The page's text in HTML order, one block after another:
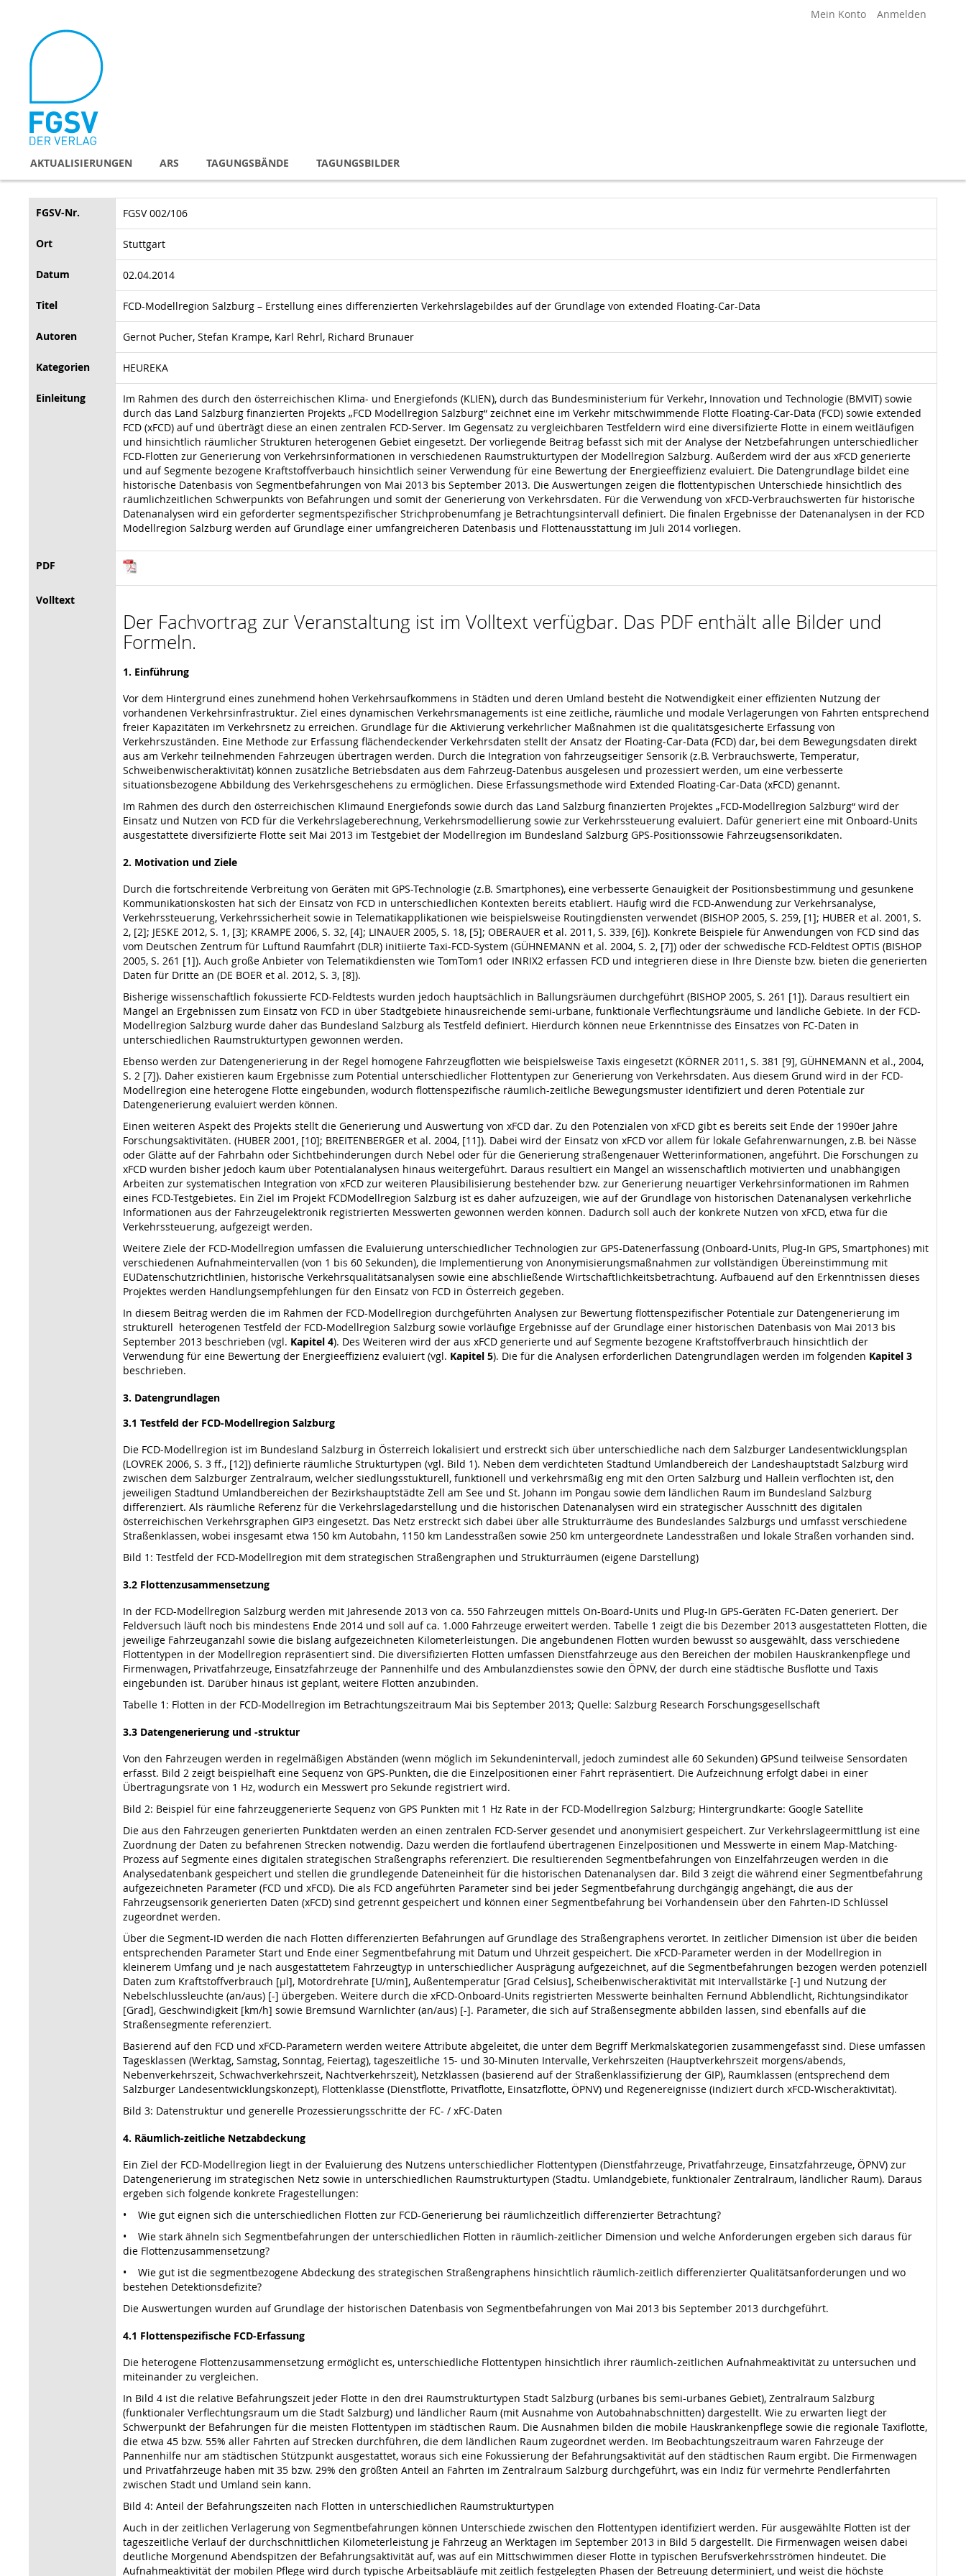
Mein Konto Anmelden
Inhalt
AKTUALISIERUNGEN ARS TAGUNGSBÄNDE TAGUNGSBILDER
FGSV-Nr. FGSV 002/106
Ort Stuttgart
Datum 02.04.2014
Titel FCD-Modellregion Salzburg – Erstellung eines differenzierten Verkehrslagebildes auf der Grundlage von extended Floating-Car-Data
Autoren Gernot Pucher, Stefan Krampe, Karl Rehrl, Richard Brunauer
Kategorien HEUREKA
Einleitung
Im Rahmen des durch den österreichischen Klima- und Energiefonds (KLIEN), durch das Bundesministerium für Verkehr, Innovation und Technologie (BMVIT) sowie
durch das Land Salzburg finanzierten Projekts „FCD Modellregion Salzburg“ zeichnet eine im Verkehr mitschwimmende Flotte Floating-Car-Data (FCD) sowie extended
FCD (xFCD) auf und überträgt diese an einen zentralen FCD-Server. Im Gegensatz zu vergleichbaren Testfeldern wird eine diversifizierte Flotte in einem weitläufigen
und hinsichtlich räumlicher Strukturen heterogenen Gebiet eingesetzt. Der vorliegende Beitrag befasst sich mit der Analyse der Netzbefahrungen unterschiedlicher
FCD-Flotten zur Generierung von Verkehrsinformationen in verschiedenen Raumstrukturtypen der Modellregion Salzburg. Außerdem wird der aus xFCD generierte
und auf Segmente bezogene Kraftstoffverbauch hinsichtlich seiner Verwendung für eine Bewertung der Energieeffizienz evaluiert. Die Datengrundlage bildet eine
historische Datenbasis von Segmentbefahrungen von Mai 2013 bis September 2013. Die Auswertungen zeigen die flottentypischen Unterschiede hinsichtlich des
räumlichzeitlichen Schwerpunkts von Befahrungen und somit der Generierung von Verkehrsdaten. Für die Verwendung von xFCD-Verbrauchswerten für historische
Datenanalysen wird ein geforderter segmentspezifischer Strichprobenumfang je Betrachtungsintervall definiert. Die finalen Ergebnisse der Datenanalysen in der FCD
Modellregion Salzburg werden auf Grundlage einer umfangreicheren Datenbasis und Flottenausstattung im Juli 2014 vorliegen.
PDF
Volltext
Der Fachvortrag zur Veranstaltung ist im Volltext verfügbar. Das PDF enthält alle Bilder und
Formeln.
1. Einführung
Vor dem Hintergrund eines zunehmend hohen Verkehrsaufkommens in Städten und deren Umland besteht die Notwendigkeit einer effizienten Nutzung der
vorhandenen Verkehrsinfrastruktur. Ziel eines dynamischen Verkehrsmanagements ist eine zeitliche, räumliche und modale Verlagerungen von Fahrten entsprechend
freier Kapazitäten im Verkehrsnetz zu erreichen. Grundlage für die Aktivierung verkehrlicher Maßnahmen ist die qualitätsgesicherte Erfassung von
Verkehrszuständen. Eine Methode zur Erfassung flächendeckender Verkehrsdaten stellt der Ansatz der Floating-Car-Data (FCD) dar, bei dem Bewegungsdaten direkt
aus am Verkehr teilnehmenden Fahrzeugen übertragen werden. Durch die Integration von fahrzeugseitiger Sensorik (z.B. Verbrauchswerte, Temperatur,
Schweibenwischeraktivität) können zusätzliche Betriebsdaten aus dem Fahrzeug-Datenbus ausgelesen und prozessiert werden, um eine verbesserte
situationsbezogene Abbildung des Verkehrsgeschehens zu ermöglichen. Diese Erfassungsmethode wird Extended Floating-Car-Data (xFCD) genannt.
Im Rahmen des durch den österreichischen Klimaund Energiefonds sowie durch das Land Salzburg finanzierten Projektes „FCD-Modellregion Salzburg“ wird der
Einsatz und Nutzen von FCD für die Verkehrslageberechnung, Verkehrsmodellierung sowie zur Verkehrssteuerung evaluiert. Dafür generiert eine mit Onboard-Units
ausgestattete diversifizierte Flotte seit Mai 2013 im Testgebiet der Modellregion im Bundesland Salzburg GPS-Positionssowie Fahrzeugsensorikdaten.
2. Motivation und Ziele
Durch die fortschreitende Verbreitung von Geräten mit GPS-Technologie (z.B. Smartphones), eine verbesserte Genauigkeit der Positionsbestimmung und gesunkene
Kommunikationskosten hat sich der Einsatz von FCD in unterschiedlichen Kontexten bereits etabliert. Häufig wird die FCD-Anwendung zur Verkehrsanalyse,
Verkehrssteuerung, Verkehrssicherheit sowie in Telematikapplikationen wie beispielsweise Routingdiensten verwendet (BISHOP 2005, S. 259, [1]; HUBER et al. 2001, S.
2, [2]; JESKE 2012, S. 1, [3]; KRAMPE 2006, S. 32, [4]; LINAUER 2005, S. 18, [5]; OBERAUER et al. 2011, S. 339, [6]). Konkrete Beispiele für Anwendungen von FCD sind das
vom Deutschen Zentrum für Luftund Raumfahrt (DLR) initiierte Taxi-FCD-System (GÜHNEMANN et al. 2004, S. 2, [7]) oder der schwedische FCD-Feldtest OPTIS (BISHOP
2005, S. 261 [1]). Auch große Anbieter von Telematikdiensten wie TomTom1 oder INRIX2 erfassen FCD und integrieren diese in Ihre Dienste bzw. bieten die generierten
Daten für Dritte an (DE BOER et al. 2012, S. 3, [8]).
Bisherige wissenschaftlich fokussierte FCD-Feldtests wurden jedoch hauptsächlich in Ballungsräumen durchgeführt (BISHOP 2005, S. 261 [1]). Daraus resultiert ein
Mangel an Ergebnissen zum Einsatz von FCD in über Stadtgebiete hinausreichende semi-urbane, funktionale Verflechtungsräume und ländliche Gebiete. In der FCD-
Modellregion Salzburg wurde daher das Bundesland Salzburg als Testfeld definiert. Hierdurch können neue Erkenntnisse des Einsatzes von FC-Daten in
unterschiedlichen Raumstrukturtypen gewonnen werden.
Ebenso werden zur Datengenerierung in der Regel homogene Fahrzeugflotten wie beispielsweise Taxis eingesetzt (KÖRNER 2011, S. 381 [9], GÜHNEMANN et al., 2004,
S. 2 [7]). Daher existieren kaum Ergebnisse zum Potential unterschiedlicher Flottentypen zur Generierung von Verkehrsdaten. Aus diesem Grund wird in der FCD-
Modellregion eine heterogene Flotte eingebunden, wodurch flottenspezifische räumlich-zeitliche Bewegungsmuster identifiziert und deren Potentiale zur
Datengenerierung evaluiert werden können.
Einen weiteren Aspekt des Projekts stellt die Generierung und Auswertung von xFCD dar. Zu den Potenzialen von xFCD gibt es bereits seit Ende der 1990er Jahre
Forschungsaktivitäten. (HUBER 2001, [10]; BREITENBERGER et al. 2004, [11]). Dabei wird der Einsatz von xFCD vor allem für lokale Gefahrenwarnungen, z.B. bei Nässe
oder Glätte auf der Fahrbahn oder Sichtbehinderungen durch Nebel oder für die Generierung straßengenauer Wetterinformationen, angeführt. Die Forschungen zu
xFCD wurden bisher jedoch kaum über Potentialanalysen hinaus weitergeführt. Daraus resultiert ein Mangel an wissenschaftlich motivierten und unabhängigen
Arbeiten zur systematischen Integration von xFCD zur weiteren Plausibilisierung bestehender bzw. zur Generierung neuartiger Verkehrsinformationen im Rahmen
eines FCD-Testgebietes. Ein Ziel im Projekt FCDModellregion Salzburg ist es daher aufzuzeigen, wie auf der Grundlage von historischen Datenanalysen verkehrliche
Informationen aus der Fahrzeugelektronik registrierten Messwerten gewonnen werden können. Dadurch soll auch der konkrete Nutzen von xFCD, etwa für die
Verkehrssteuerung, aufgezeigt werden.
Weitere Ziele der FCD-Modellregion umfassen die Evaluierung unterschiedlicher Technologien zur GPS-Datenerfassung (Onboard-Units, Plug-In GPS, Smartphones) mit
verschiedenen Aufnahmeintervallen (von 1 bis 60 Sekunden), die Implementierung von Anonymisierungsmaßnahmen zur vollständigen Übereinstimmung mit
EUDatenschutzrichtlinien, historische Verkehrsqualitätsanalysen sowie eine abschließende Wirtschaftlichkeitsbetrachtung. Aufbauend auf den Erkenntnissen dieses
Projektes werden Handlungsempfehlungen für den Einsatz von FCD in Österreich gegeben.
In diesem Beitrag werden die im Rahmen der FCD-Modellregion durchgeführten Analysen zur Bewertung flottenspezifischer Potentiale zur Datengenerierung im
strukturell heterogenen Testfeld der FCD-Modellregion Salzburg sowie vorläufige Ergebnisse auf der Grundlage einer historischen Datenbasis von Mai 2013 bis
September 2013 beschrieben (vgl. Kapitel 4). Des Weiteren wird der aus xFCD generierte und auf Segmente bezogene Kraftstoffverbrauch hinsichtlich der
Verwendung für eine Bewertung der Energieeffizienz evaluiert (vgl. Kapitel 5). Die für die Analysen erforderlichen Datengrundlagen werden im folgenden Kapitel 3
beschrieben.
3. Datengrundlagen
3.1 Testfeld der FCD-Modellregion Salzburg
Die FCD-Modellregion ist im Bundesland Salzburg in Österreich lokalisiert und erstreckt sich über unterschiedliche nach dem Salzburger Landesentwicklungsplan
(LOVREK 2006, S. 3 ff., [12]) definierte räumliche Strukturtypen (vgl. Bild 1). Neben dem verdichteten Stadtund Umlandbereich der Landeshauptstadt Salzburg wird
zwischen dem Salzburger Zentralraum, welcher siedlungsstukturell, funktionell und verkehrsmäßig eng mit den Orten Salzburg und Hallein verflochten ist, den
jeweiligen Stadtund Umlandbereichen der Bezirkshauptstädte Zell am See und St. Johann im Pongau sowie dem ländlichen Raum im Bundesland Salzburg
differenziert. Als räumliche Referenz für die Verkehrslagedarstellung und die historischen Datenanalysen wird ein strategischer Ausschnitt des digitalen
österreichischen Verkehrsgraphen GIP3 eingesetzt. Das Netz erstreckt sich dabei über alle Strukturräume des Bundeslandes Salzburgs und umfasst verschiedene
Straßenklassen, wobei insgesamt etwa 150 km Autobahn, 1150 km Landesstraßen sowie 250 km untergeordnete Landesstraßen und lokale Straßen vorhanden sind.
Bild 1: Testfeld der FCD-Modellregion mit dem strategischen Straßengraphen und Strukturräumen (eigene Darstellung)
3.2 Flottenzusammensetzung
In der FCD-Modellregion Salzburg werden mit Jahresende 2013 von ca. 550 Fahrzeugen mittels On-Board-Units und Plug-In GPS-Geräten FC-Daten generiert. Der
Feldversuch läuft noch bis mindestens Ende 2014 und soll auf ca. 1.000 Fahrzeuge erweitert werden. Tabelle 1 zeigt die bis Dezember 2013 ausgestatteten Flotten, die
jeweilige Fahrzeuganzahl sowie die bislang aufgezeichneten Kilometerleistungen. Die angebundenen Flotten wurden bewusst so ausgewählt, dass verschiedene
Flottentypen in der Modellregion repräsentiert sind. Die diversifizierten Flotten umfassen Dienstfahrzeuge aus den Bereichen der mobilen Hauskrankenpflege und
Firmenwagen, Privatfahrzeuge, Einsatzfahrzeuge der Pannenhilfe und des Ambulanzdienstes sowie den ÖPNV, der durch eine städtische Busflotte und Taxis
eingebunden ist. Darüber hinaus ist geplant, weitere Flotten anzubinden.
Tabelle 1: Flotten in der FCD-Modellregion im Betrachtungszeitraum Mai bis September 2013; Quelle: Salzburg Research Forschungsgesellschaft
3.3 Datengenerierung und -struktur
Von den Fahrzeugen werden in regelmäßigen Abständen (wenn möglich im Sekundenintervall, jedoch zumindest alle 60 Sekunden) GPSund teilweise Sensordaten
erfasst. Bild 2 zeigt beispielhaft eine Sequenz von GPS-Punkten, die die Einzelpositionen einer Fahrt repräsentiert. Die Aufzeichnung erfolgt dabei in einer
Übertragungsrate von 1 Hz, wodurch ein Messwert pro Sekunde registriert wird.
Bild 2: Beispiel für eine fahrzeuggenerierte Sequenz von GPS Punkten mit 1 Hz Rate in der FCD-Modellregion Salzburg; Hintergrundkarte: Google Satellite
Die aus den Fahrzeugen generierten Punktdaten werden an einen zentralen FCD-Server gesendet und anonymisiert gespeichert. Zur Verkehrslageermittlung ist eine
Zuordnung der Daten zu befahrenen Strecken notwendig. Dazu werden die fortlaufend übertragenen Einzelpositionen und Messwerte in einem Map-Matching-
Prozess auf Segmente eines digitalen strategischen Straßengraphs referenziert. Die resultierenden Segmentbefahrungen von Einzelfahrzeugen werden in die
Analysedatenbank gespeichert und stellen die grundlegende Dateneinheit für die historischen Datenanalysen dar. Bild 3 zeigt die während einer Segmentbefahrung
aufgezeichneten Parameter (FCD und xFCD). Die als FCD angeführten Parameter sind bei jeder Segmentbefahrung durchgängig angehängt, die aus der
Fahrzeugsensorik generierten Daten (xFCD) sind getrennt gespeichert und können einer Segmentbefahrung bei Vorhandensein über den Fahrten-ID Schlüssel
zugeordnet werden.
Über die Segment-ID werden die nach Flotten differenzierten Befahrungen auf Grundlage des Straßengraphens verortet. In zeitlicher Dimension ist über die beiden
entsprechenden Parameter Start und Ende einer Segmentbefahrung mit Datum und Uhrzeit gespeichert. Die xFCD-Parameter werden in der Modellregion in
kleinerem Umfang und je nach ausgestattetem Fahrzeugtyp in unterschiedlicher Ausprägung aufgezeichnet, auf die Segmentbefahrungen bezogen werden potenziell
Daten zum Kraftstoffverbrauch [µl], Motordrehrate [U/min], Außentemperatur [Grad Celsius], Scheibenwischeraktivität mit Intervallstärke [-] und Nutzung der
Nebelschlussleuchte (an/aus) [-] übergeben. Weitere durch die xFCD-Onboard-Units registrierten Messwerte beinhalten Fernund Abblendlicht, Richtungsindikator
[Grad], Geschwindigkeit [km/h] sowie Bremsund Warnlichter (an/aus) [-]. Parameter, die sich auf Straßensegmente abbilden lassen, sind ebenfalls auf die
Straßensegmente referenziert.
Basierend auf den FCD und xFCD-Parametern werden weitere Attribute abgeleitet, die unter dem Begriff Merkmalskategorien zusammengefasst sind. Diese umfassen
Tagesklassen (Werktag, Samstag, Sonntag, Feiertag), tageszeitliche 15- und 30-Minuten Intervalle, Verkehrszeiten (Hauptverkehrszeit morgens/abends,
Nebenverkehrszeit, Schwachverkehrszeit, Nachtverkehrszeit), Netzklassen (basierend auf der Straßenklassifizierung der GIP), Raumklassen (entsprechend dem
Salzburger Landesentwicklungskonzept), Flottenklasse (Dienstflotte, Privatflotte, Einsatzflotte, ÖPNV) und Regenereignisse (indiziert durch xFCD-Wischeraktivität).
Bild 3: Datenstruktur und generelle Prozessierungsschritte der FC- / xFC-Daten
4. Räumlich-zeitliche Netzabdeckung
Ein Ziel der FCD-Modellregion liegt in der Evaluierung des Nutzens unterschiedlicher Flottentypen (Dienstfahrzeuge, Privatfahrzeuge, Einsatzfahrzeuge, ÖPNV) zur
Datengenerierung im strategischen Netz sowie in unterschiedlichen Raumstrukturtypen (Stadtu. Umlandgebiete, funktionaler Zentralraum, ländlicher Raum). Daraus
ergeben sich folgende konkrete Fragestellungen:
• Wie gut eignen sich die unterschiedlichen Flotten zur FCD-Generierung bei räumlichzeitlich differenzierter Betrachtung?
• Wie stark ähneln sich Segmentbefahrungen der unterschiedlichen Flotten in räumlich-zeitlicher Dimension und welche Anforderungen ergeben sich daraus für
die Flottenzusammensetzung?
• Wie gut ist die segmentbezogene Abdeckung des strategischen Straßengraphens hinsichtlich räumlich-zeitlich differenzierter Qualitätsanforderungen und wo
bestehen Detektionsdefizite?
Die Auswertungen wurden auf Grundlage der historischen Datenbasis von Segmentbefahrungen von Mai 2013 bis September 2013 durchgeführt.
4.1 Flottenspezifische FCD-Erfassung
Die heterogene Flottenzusammensetzung ermöglicht es, unterschiedliche Flottentypen hinsichtlich ihrer räumlich-zeitlichen Aufnahmeaktivität zu untersuchen und
miteinander zu vergleichen.
In Bild 4 ist die relative Befahrungszeit jeder Flotte in den drei Raumstrukturtypen Stadt Salzburg (urbanes bis semi-urbanes Gebiet), Zentralraum Salzburg
(funktionaler Verflechtungsraum um die Stadt Salzburg) und ländlicher Raum (mit Ausnahme von Autobahnabschnitten) dargestellt. Wie zu erwarten liegt der
Schwerpunkt der Befahrungen für die meisten Flottentypen im städtischen Raum. Die Ausnahmen bilden die mobile Hauskrankenpflege sowie die regionale Taxiflotte,
die etwa 45 bzw. 55% aller Fahrten auf Strecken durchführen, die dem ländlichen Raum zugeordnet werden. Im Beobachtungszeitraum waren Fahrzeuge der
Pannenhilfe nur am städtischen Stützpunkt ausgestattet, woraus sich eine Fokussierung der Befahrungsaktivität auf den städtischen Raum ergibt. Die Firmenwagen
und Privatfahrzeuge haben mit 35 bzw. 29% den größten Anteil an Fahrten im Zentralraum Salzburg durchgeführt, was ein Indiz für vermehrte Pendlerfahrten
zwischen Stadt und Umland sein kann.
Bild 4: Anteil der Befahrungszeiten nach Flotten in unterschiedlichen Raumstrukturtypen
Auch in der zeitlichen Verlagerung von Segmentbefahrungen können Unterschiede zwischen den Flottentypen identifiziert werden. Für ausgewählte Flotten ist der
tageszeitliche Verlauf der durchschnittlichen Kilometerleistung je Fahrzeug an Werktagen im September 2013 in Bild 5 dargestellt. Die Firmenwagen weisen dabei
deutliche Morgenund Abendspitzen der Befahrungsaktivität auf, was auf ein Mittschwimmen dieser Flotte in typischen Berufsverkehrsströmen hindeutet. Die
Aufnahmeaktivität der mobilen Pflege wird durch typische Arbeitsabläufe mit zeitlich festgelegten Phasen der Betreuung determiniert, und weist die höchste